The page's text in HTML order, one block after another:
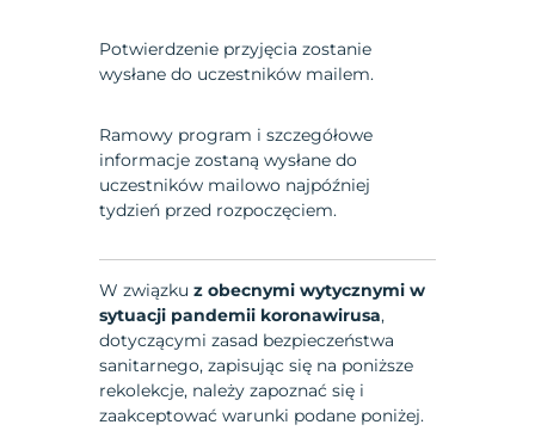
Potwierdzenie przyjęcia zostanie
wysłane do uczestników mailem.
Ramowy program i szczegółowe
informacje zostaną wysłane do
uczestników mailowo najpóźniej
tydzień przed rozpoczęciem.
W związkuz obecnymi wytycznymi w
sytuacji pandemii koronawirusa,
dotyczącymi zasad bezpieczeństwa
sanitarnego, zapisując się na poniższe
rekolekcje, należy zapoznać się i
zaakceptować warunki podane poniżej.